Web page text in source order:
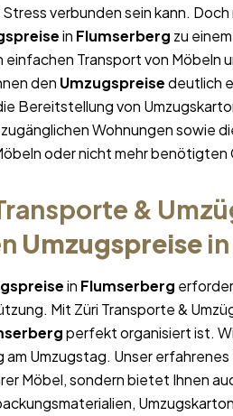
verbunden sein kann.
in Flumserberg zu
einfachen Transport von Möbeln
den Umzugspreisedeutlich
Bereitstellung von
Wohnungen sowie
oder nicht mehr
&
Umzugspreise in
in Flumserberg
Mit Züri Transporte &
perfekt organisiert ist.
am Umzugstag. Unser erfahrenes
Möbel, sondern bietet Ihnen